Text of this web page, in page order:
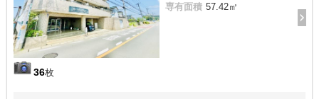
36枚
専有面積 57.42㎡